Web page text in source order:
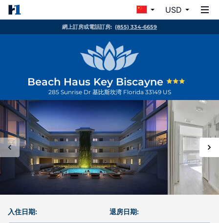
USD
網上訂房或電話訂房: (855) 334-6659
Beach Haus Key Biscayne
285 Sunrise Dr 基比斯坎湾 Florida 33149 US
入住日期: 退房日期: